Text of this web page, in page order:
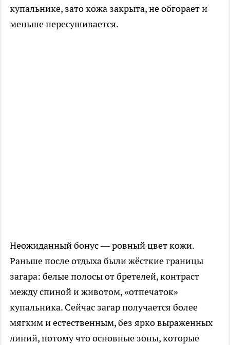
купальнике, зато кожа закрыта, не обгорает и
меньше пересушивается.
Неожиданный бонус — ровный цвет кожи.
Раньше после отдыха были жёсткие границы
загара: белые полосы от бретелей, контраст
между спиной и животом, «отпечаток»
купальника. Сейчас загар получается более
мягким и естественным, без ярко выраженных
линий, потому что основные зоны, которые